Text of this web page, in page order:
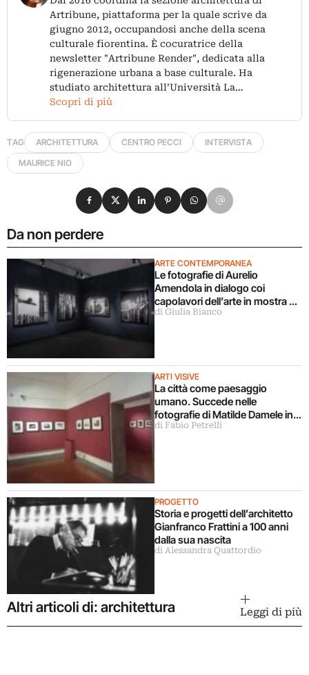
Artribune, piattaforma per la quale scrive da
giugno 2012, occupandosi anche della scena
culturale fiorentina. È cocuratrice della
newsletter "Artribune Render", dedicata alla
rigenerazione urbana a base culturale. Ha
studiato architettura all’Università La…
Scopri di più
TAG ARCHITETTURA CENTRO PECCI
INTERVISTA
MAURICE NIO
Da non perdere
ARTE CONTEMPORANEA
Le fotografie di Aurelio
Amendola in dialogo coi
capolavori dell’arte in mostra a
Milano
di Giulia Bianco
ARTI VISIVE
La città come paesaggio
umano. Succede nelle
fotografie di Matilde Damele in
mostra a Roma
di Fabio Petrelli
PROGETTO
Storia e progetti dell’architetto
Gianfranco Frattini a 100 anni
dalla sua nascita
di Alessandra Quattordio
Condividi su Facebook
Condividi su X
Condividi su LinkedIn
Condividi su Pinterest
Condividi su WhatsApp
Condividi su Email
Altri articoli di: architettura Leggi di più